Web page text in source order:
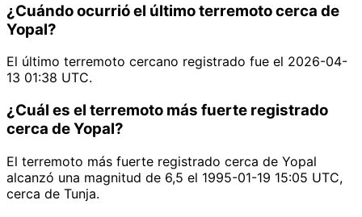
¿Cuándo ocurrió el último terremoto cerca de
Yopal?
El último terremoto cercano registrado fue el 2026-04-
13 01:38 UTC.
¿Cuál es el terremoto más fuerte registrado
cerca de Yopal?
El terremoto más fuerte registrado cerca de Yopal
alcanzó una magnitud de 6,5 el 1995-01-19 15:05 UTC,
cerca de Tunja.